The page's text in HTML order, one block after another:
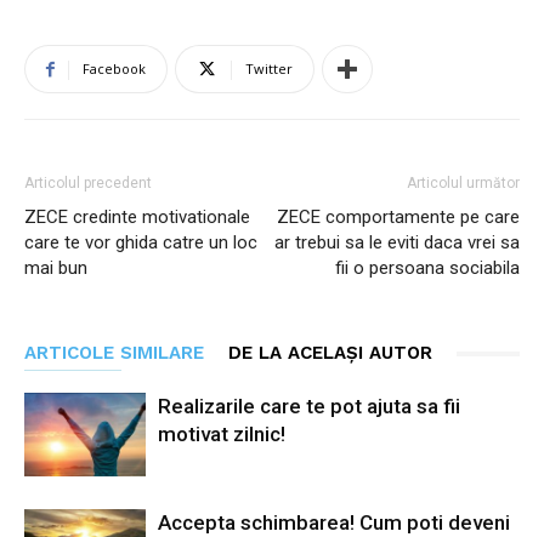
Facebook Twitter
Articolul precedent
ZECE credinte motivationale
care te vor ghida catre un loc
mai bun
Articolul următor
ZECE comportamente pe care
ar trebui sa le eviti daca vrei sa
fii o persoana sociabila
ARTICOLE SIMILARE DE LA ACELAȘI AUTOR
Realizarile care te pot ajuta sa fii
motivat zilnic!
Accepta schimbarea! Cum poti deveni